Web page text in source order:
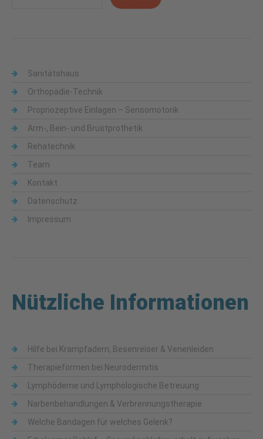
Sanitätshaus
Orthopädie-Technik
Propriozeptive Einlagen – Sensomotorik
Arm-, Bein- und Brustprothetik
Rehatechnik
Team
Kontakt
Datenschutz
Impressum
Nützliche Informationen
Hilfe bei Krampfadern, Besenreiser & Venenleiden
Therapieformen bei Neurodermitis
Lymphödeme und Lymphologische Betreuung
Narbenbehandlungen & Verbrennungstherapie
Welche Bandagen für welches Gelenk?